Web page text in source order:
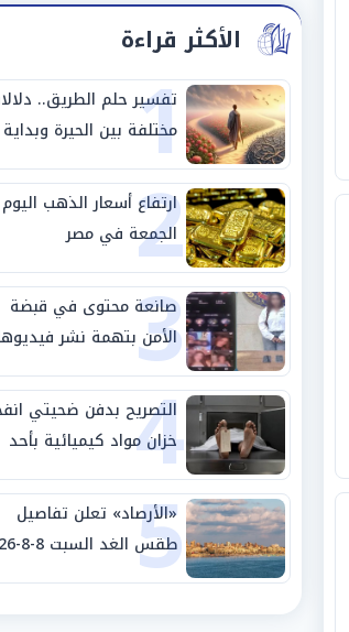
الأكثر قراءة
1
تفسير حلم الطريق..
مختلفة بين الحيرة وبداية
مرحلة جديدة
2
ارتفاع أسعار الذهب اليوم
الجمعة في مصر
3
صانعة محتوى في قبضة
الأمن بتهمة نشر
خادشة للحياء
4
التصريح بدفن ضحيتي
خزان مواد كيميائية بأحد
مصانع الفيوم
5
«الأرصاد» تعلن تفاصيل
طقس
والظواهر الجوية